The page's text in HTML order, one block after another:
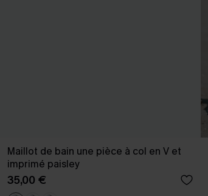
Maillot de bain une pièce à col en V et
imprimé paisley
35,00 €